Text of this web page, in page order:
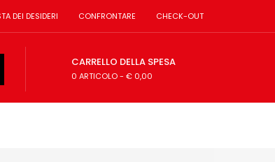
DEI DESIDERI CONFRONTARE CHECK-OUT
CARRELLO DELLA SPESA
0 ARTICOLO- € 0,00